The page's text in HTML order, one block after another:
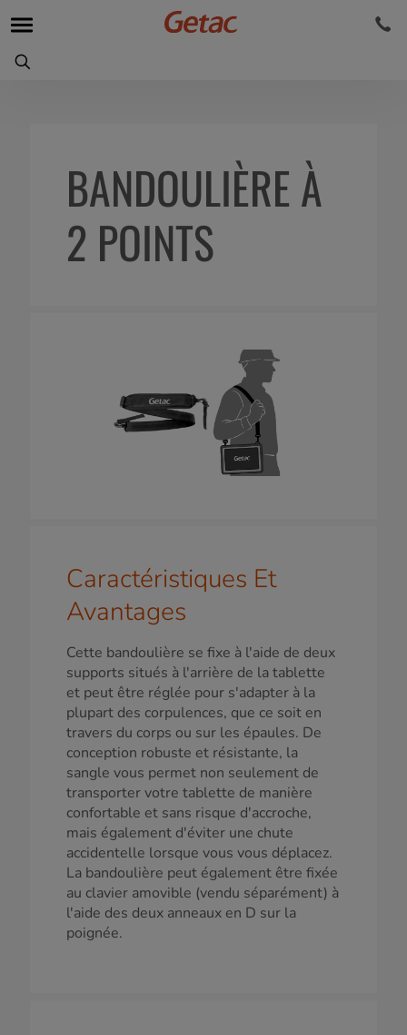
BANDOULIÈRE À
2 POINTS
Caractéristiques Et
Avantages
Cette bandoulière se fixe à l'aide de deux
supports situés à l'arrière de la tablette
et peut être réglée pour s'adapter à la
plupart des corpulences, que ce soit en
travers du corps ou sur les épaules. De
conception robuste et résistante, la
sangle vous permet non seulement de
transporter votre tablette de manière
confortable et sans risque d'accroche,
mais également d'éviter une chute
accidentelle lorsque vous vous déplacez.
La bandoulière peut également être fixée
au clavier amovible (vendu séparément) à
l'aide des deux anneaux en D sur la
poignée.